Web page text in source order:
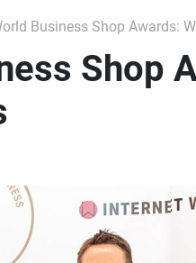
Business Shop Awards:
Shop